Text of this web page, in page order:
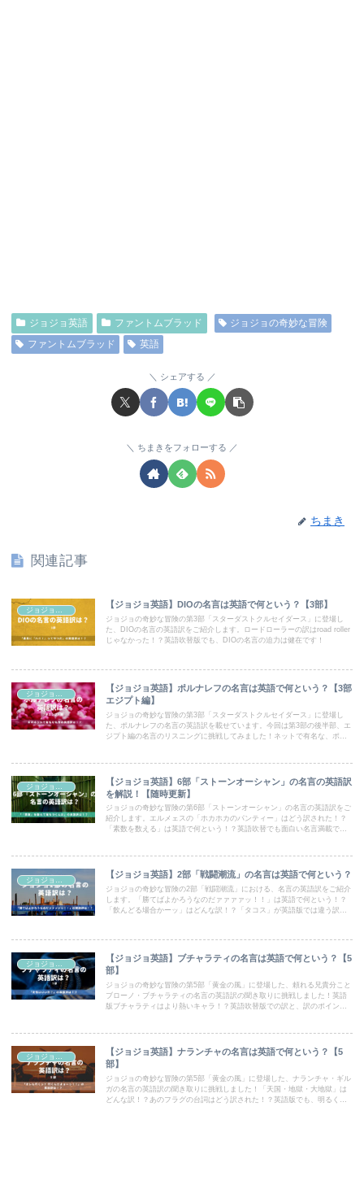
ジョジョ英語 ファントムブラッド
ジョジョの奇妙な冒険
ファントムブラッド
英語
シェアする
ちまきをフォローする
ちまき
関連記事
【ジョジョ英語】DIOの名言は英語で何という？【3部】
ジョジョの奇妙な冒険の第3部「スターダストクルセイダース」に登場し
た、DIOの名言の英語訳をご紹介します。ロードローラーの訳はroad roller
じゃなかった！？英語吹替版でも、DIOの名言の迫力は健在です！
【ジョジョ英語】ポルナレフの名言は英語で何という？【3部
エジプト編】
ジョジョの奇妙な冒険の第3部「スターダストクルセイダース」に登場し
た、ポルナレフの名言の英語訳を載せています。今回は第3部の後半部、エ
ジプト編の名言のリスニングに挑戦してみました！ネットで有名な、ポル
ジョジョ英語
【ジョジョ英語】6部「ストーンオーシャン」の名言の英語訳
を解説！【随時更新】
ジョジョの奇妙な冒険の第6部「ストーンオーシャン」の名言の英語訳をご
紹介します。エルメェスの「ホカホカのパンティー」はどう訳された！？
「素数を数える」は英語で何という！？英語吹替でも面白い名言満載で
【ジョジョ英語】2部「戦闘潮流」の名言は英語で何という？
ジョジョの奇妙な冒険の2部「戦闘潮流」における、名言の英語訳をご紹介
します。「勝てばよかろうなのだァァァァッ！！」は英語で何という！？
「飲んどる場合かーッ」はどんな訳！？「タコス」が英語版では違う訳だ
【ジョジョ英語】ブチャラティの名言は英語で何という？【5
部】
ジョジョの奇妙な冒険の第5部「黄金の風」に登場した、頼れる兄貴分こと
ブローノ・ブチャラティの名言の英語訳の聞き取りに挑戦しました！英語
版ブチャラティはより熱いキャラ！？英語吹替版での訳と、訳のポイント
ジョジョ英語
【ジョジョ英語】ナランチャの名言は英語で何という？【5
部】
ジョジョの奇妙な冒険の第5部「黄金の風」に登場した、ナランチャ・ギル
ガの名言の英語訳の聞き取りに挑戦しました！「天国・地獄・大地獄」は
どんな訳！？あのフラグの台詞はどう訳された！？英語版でも、明るくて